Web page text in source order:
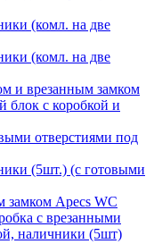
(комл. на две
(комл. на две
и врезанным замком
с коробкой и
отверстиями под
(5шт.) (с готовыми
замком Apecs WC
с врезанными
наличники (5шт)